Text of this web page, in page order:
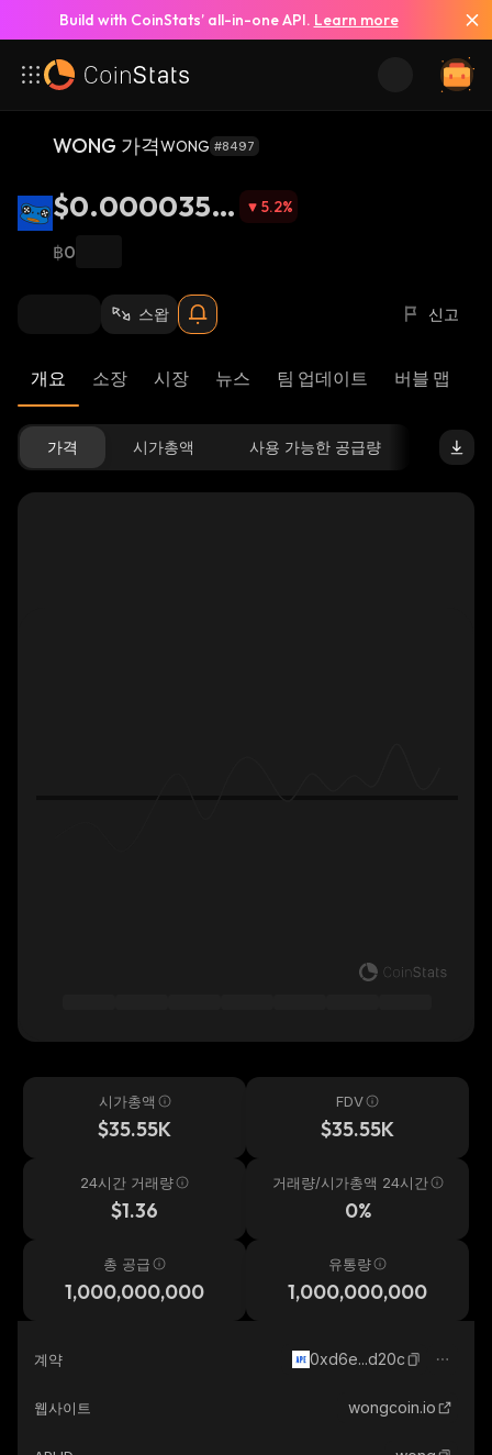
Build with CoinStats’ all-in-one API. Learn more
WONG 가격WONG #8497
$0.0000355
5
5.2%
฿0
스왑 신고
개요 소장 시장 뉴스 팀 업데이트 버블 맵
가격 시가총액 사용 가능한 공급량
시가총액
$35.55K
FDV
$35.55K
24시간 거래량
$1.36
거래량/시가총액 24시간
0%
총 공급
1,000,000,000
유통량
1,000,000,000
계약 0xd6e...d20c
웹사이트 wongcoin.io